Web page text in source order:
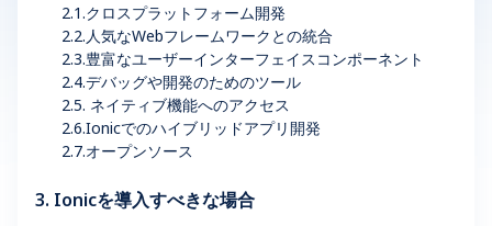
2.1.クロスプラットフォーム開発
2.2.人気なWebフレームワークとの統合
2.3.豊富なユーザーインターフェイスコンポーネント
2.4.デバッグや開発のためのツール
2.5. ネイティブ機能へのアクセス
2.6.Ionicでのハイブリッドアプリ開発
2.7.オープンソース
3. Ionicを導入すべきな場合